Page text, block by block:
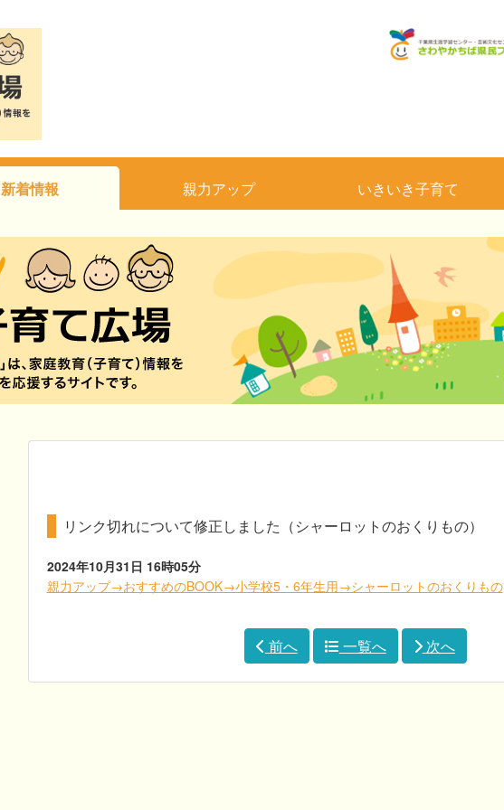
新着情報 親力アップ いきいき子育て
リンク切れについて修正しました（シャーロットのおくりもの）
2024年10月31日 16時05分
親力アップ→おすすめのBOOK→小学校5・6年生用→シャーロットのおくりもの
前へ 一覧へ 次へ